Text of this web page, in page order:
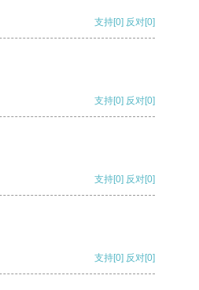
支持[0] 反对[0]
支持[0] 反对[0]
支持[0] 反对[0]
支持[0] 反对[0]